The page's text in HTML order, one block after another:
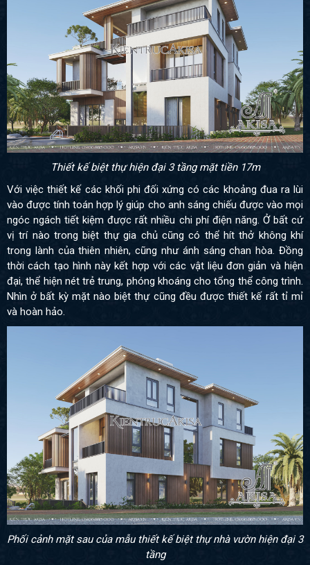
Thiết kế biệt thự hiện đại 3 tầng mặt tiền 17m
Với việc thiết kế các khối phi đối xứng có các khoảng đua ra lùi
vào được tính toán hợp lý giúp cho anh sáng chiếu được vào mọi
ngóc ngách tiết kiệm được rất nhiều chi phí điện năng. Ở bất cứ
vị trí nào trong biệt thự gia chủ cũng có thể hít thở không khí
trong lành của thiên nhiên, cũng như ánh sáng chan hòa. Đồng
thời cách tạo hình này kết hợp với các vật liệu đơn giản và hiện
đại, thể hiện nét trẻ trung, phóng khoáng cho tổng thể công trình.
Nhìn ở bất kỳ mặt nào biệt thự cũng đều được thiết kế rất tỉ mỉ
và hoàn hảo.
Phối cảnh mặt sau của mẫu thiết kế biệt thự nhà vườn hiện đại 3
tầng